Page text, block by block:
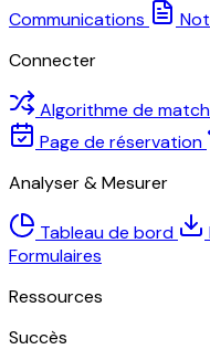
Communications
Connecter
Algorithme de
Page de réservation
Analyser & Mesurer
Tableau de bord
Formulaires
Ressources
Succès